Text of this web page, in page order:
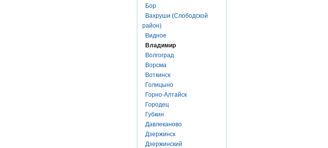
Бор
Вахруши (Слободской
район)
Видное
Владимир
Волгоград
Ворсма
Воткинск
Голицыно
Горно-Алтайск
Городец
Губкин
Давлеканово
Дзержинск
Дзержинский